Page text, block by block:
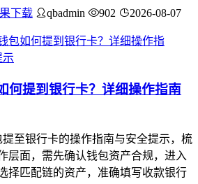
下载 qbadmin 902 2026-08-07
何提到银行卡？详细操作指南
提至银行卡的操作指南与安全提示，梳
层面，需先确认钱包资产合规，进入
择匹配链的资产，准确填写收款银行